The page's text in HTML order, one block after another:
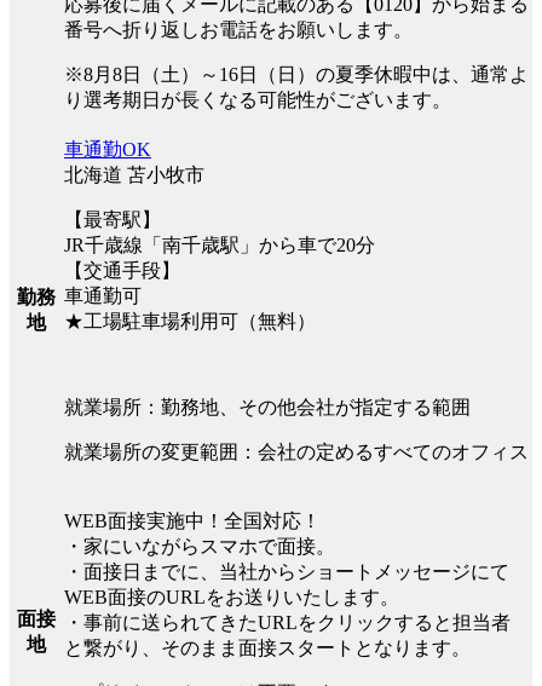
番号へ折り返しお電話をお願いします。
※8月8日（土）～16日（日）の夏季休暇中は、通常よ
り選考期日が長くなる可能性がございます。
勤務
地
車通勤OK
北海道 苫小牧市
【最寄駅】
JR千歳線「南千歳駅」から車で20分
【交通手段】
車通勤可
★工場駐車場利用可（無料）
就業場所：勤務地、その他会社が指定する範囲
就業場所の変更範囲：会社の定めるすべてのオフィス
面接
地
WEB面接実施中！全国対応！
・家にいながらスマホで面接。
・面接日までに、当社からショートメッセージにて
WEB面接のURLをお送りいたします。
・事前に送られてきたURLをクリックすると担当者
と繋がり、そのまま面接スタートとなります。